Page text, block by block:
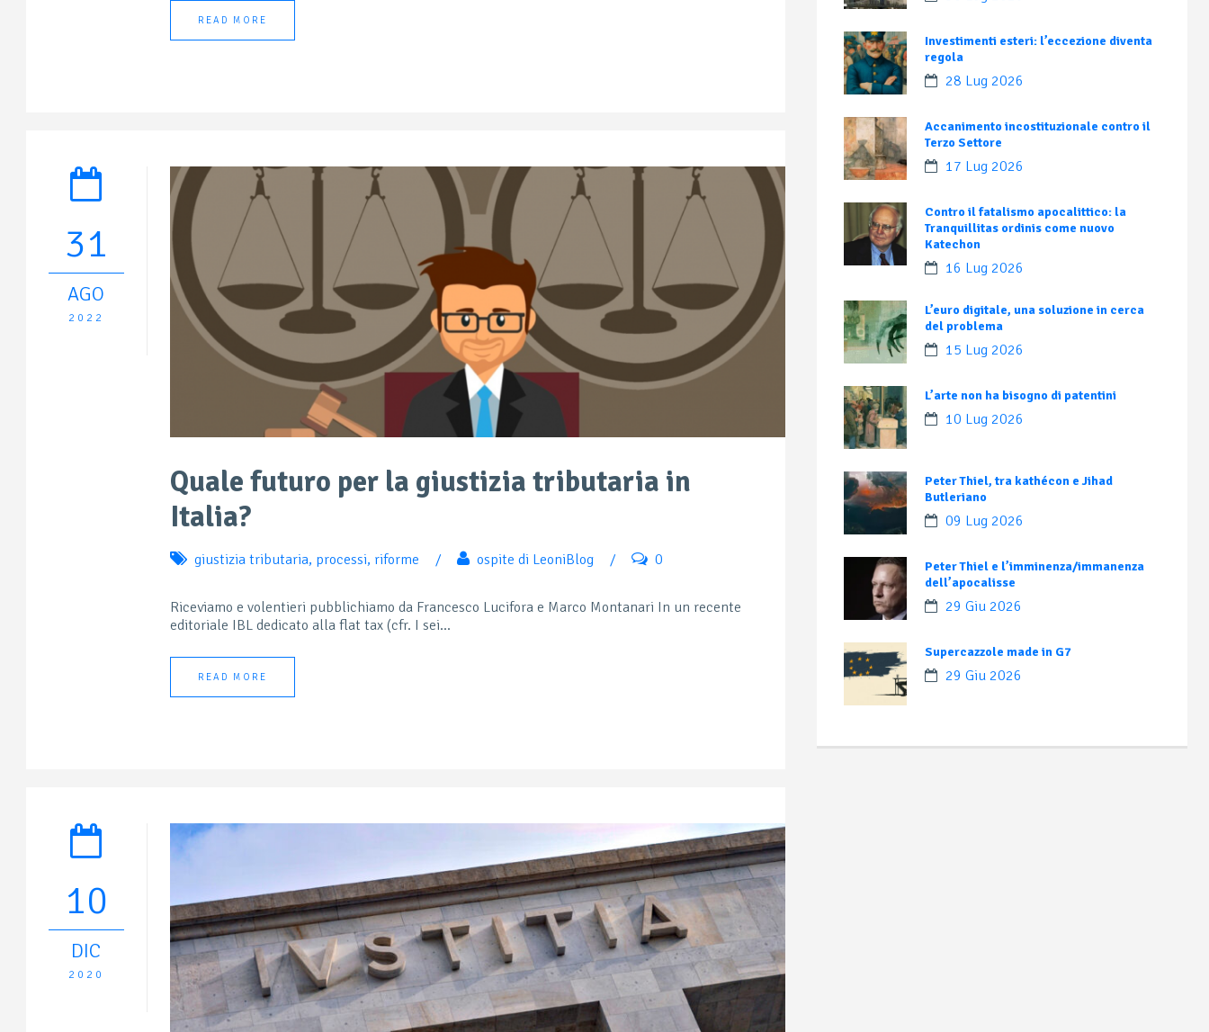
READ MORE
31
AGO
2022
Quale futuro per la giustizia tributaria in
Italia?
giustizia tributaria, processi, riforme / ospite di LeoniBlog / 0
Riceviamo e volentieri pubblichiamo da Francesco Lucifora e Marco Montanari In un recente
editoriale IBL dedicato alla flat tax (cfr. I sei...
READ MORE
10
DIC
2020
Investimenti esteri: l’eccezione diventa
regola
28 Lug 2026
Accanimento incostituzionale contro il
Terzo Settore
17 Lug 2026
Contro il fatalismo apocalittico: la
Tranquillitas ordinis come nuovo
Katechon
16 Lug 2026
L’euro digitale, una soluzione in cerca
del problema
15 Lug 2026
L’arte non ha bisogno di patentini
10 Lug 2026
Peter Thiel, tra kathécon e Jihad
Butleriano
09 Lug 2026
Peter Thiel e l’imminenza/immanenza
dell’apocalisse
29 Giu 2026
Supercazzole made in G7
29 Giu 2026